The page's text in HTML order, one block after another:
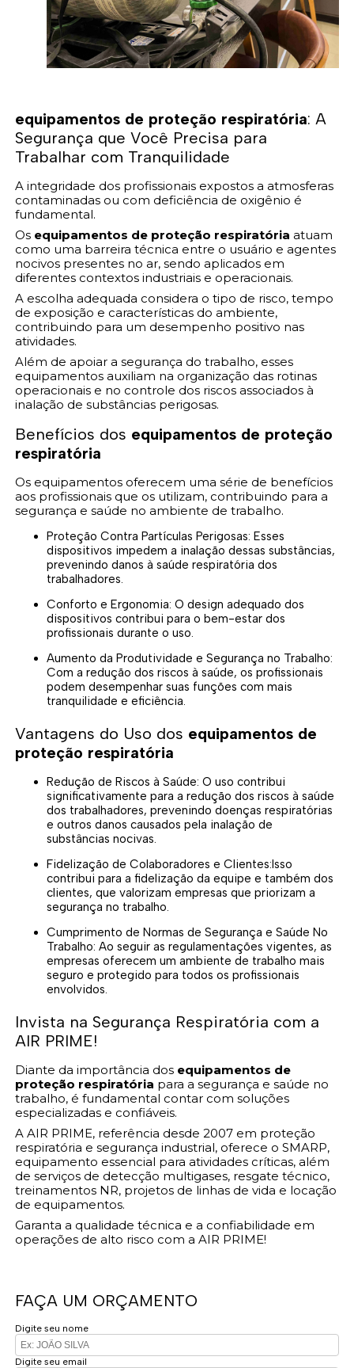
equipamentos de proteção respiratória: A
Segurança que Você Precisa para
Trabalhar com Tranquilidade
A integridade dos profissionais expostos a atmosferas
contaminadas ou com deficiência de oxigênio é
fundamental.
Os equipamentos de proteção respiratória atuam
como uma barreira técnica entre o usuário e agentes
nocivos presentes no ar, sendo aplicados em
diferentes contextos industriais e operacionais.
A escolha adequada considera o tipo de risco, tempo
de exposição e características do ambiente,
contribuindo para um desempenho positivo nas
atividades.
Além de apoiar a segurança do trabalho, esses
equipamentos auxiliam na organização das rotinas
operacionais e no controle dos riscos associados à
inalação de substâncias perigosas.
Benefícios dos equipamentos de proteção
respiratória
Os equipamentos oferecem uma série de benefícios
aos profissionais que os utilizam, contribuindo para a
segurança e saúde no ambiente de trabalho.
Proteção Contra Partículas Perigosas: Esses
dispositivos impedem a inalação dessas substâncias,
prevenindo danos à saúde respiratória dos
trabalhadores.
Conforto e Ergonomia: O design adequado dos
dispositivos contribui para o bem-estar dos
profissionais durante o uso.
Aumento da Produtividade e Segurança no Trabalho:
Com a redução dos riscos à saúde, os profissionais
podem desempenhar suas funções com mais
tranquilidade e eficiência.
Vantagens do Uso dos equipamentos de
proteção respiratória
Redução de Riscos à Saúde: O uso contribui
significativamente para a redução dos riscos à saúde
dos trabalhadores, prevenindo doenças respiratórias
e outros danos causados pela inalação de
substâncias nocivas.
Fidelização de Colaboradores e Clientes:Isso
contribui para a fidelização da equipe e também dos
clientes, que valorizam empresas que priorizam a
segurança no trabalho.
Cumprimento de Normas de Segurança e Saúde No
Trabalho: Ao seguir as regulamentações vigentes, as
empresas oferecem um ambiente de trabalho mais
seguro e protegido para todos os profissionais
envolvidos.
Invista na Segurança Respiratória com a
AIR PRIME!
Diante da importância dos equipamentos de
proteção respiratória para a segurança e saúde no
trabalho, é fundamental contar com soluções
especializadas e confiáveis.
A AIR PRIME, referência desde 2007 em proteção
respiratória e segurança industrial, oferece o SMARP,
equipamento essencial para atividades críticas, além
de serviços de detecção multigases, resgate técnico,
treinamentos NR, projetos de linhas de vida e locação
de equipamentos.
Garanta a qualidade técnica e a confiabilidade em
operações de alto risco com a AIR PRIME!
FAÇA UM ORÇAMENTO
Digite seu nome
Digite seu email